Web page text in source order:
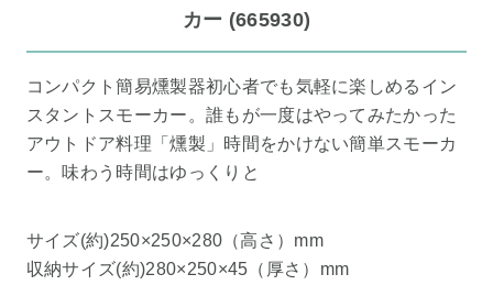
カー (665930)
コンパクト簡易燻製器初心者でも気軽に楽しめるイン
スタントスモーカー。誰もが一度はやってみたかった
アウトドア料理「燻製」時間をかけない簡単スモーカ
ー。味わう時間はゆっくりと
サイズ(約)250×250×280（高さ）mm
収納サイズ(約)280×250×45（厚さ）mm